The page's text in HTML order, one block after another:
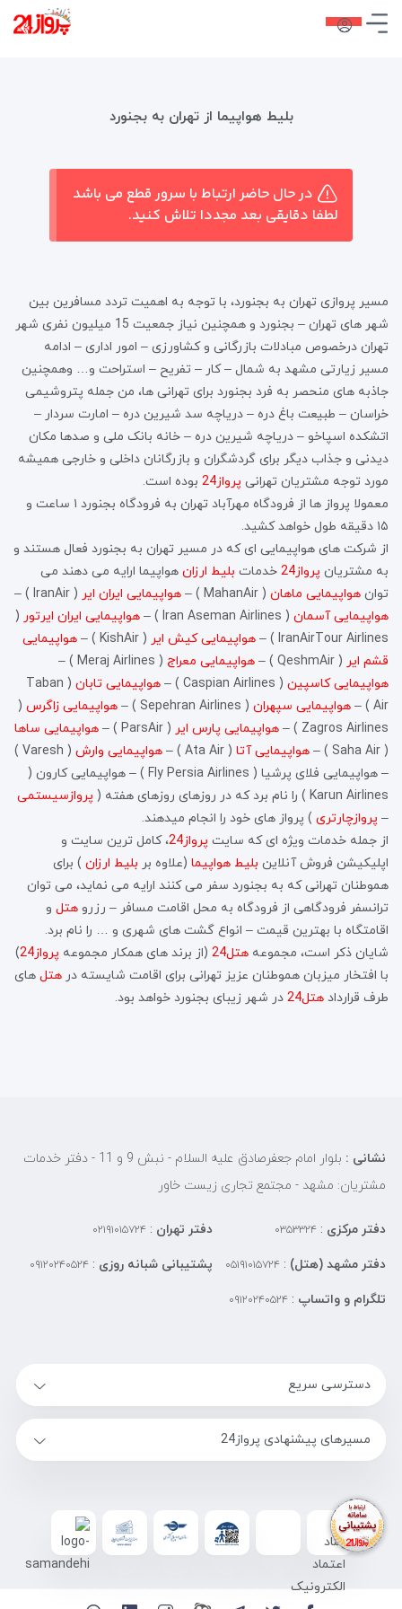
بلیط هواپیما از تهران به بجنورد
در حال حاضر ارتباط با سرور قطع می باشد
لطفا دقایقی بعد مجددا تلاش کنید.
مسیر پروازی تهران به بجنورد، با توجه به اهمیت تردد مسافرین بین
شهر های تهران – بجنورد و همچنین نیاز جمعیت 15 میلیون نفری شهر
تهران درخصوص مبادلات بازرگانی و کشاورزی – امور اداری – ادامه
مسیر زیارتی مشهد به شمال – کار – تفریح – استراحت و… وهمچنین
جاذبه های منحصر به فرد بجنورد برای تهرانی ها، من جمله پتروشیمی
خراسان – طبیعت باغ دره – دریاچه سد شیرین دره – امارت سردار –
اتشکده اسپاخو – دریاچه شیرین دره – خانه بانک ملی و صدها مکان
دیدنی و جذاب دیگر برای گردشگران و بازرگانان داخلی و خارجی همیشه
مورد توجه مشتریان تهرانی پرواز24
بوده است.
معمولا پرواز ها از فرودگاه مهرآباد تهران به فرودگاه بجنورد ۱ ساعت و
۱۵ دقیقه طول خواهد کشید.
از شرکت های هواپیمایی ای که در مسیر تهران به بجنورد فعال هستند و
به مشتریان پرواز24 خدمات بلیط ارزان هواپیما ارایه می دهند می
توان هواپیمایی ماهان ( MahanAir ) – هواپیمایی ایران ایر ( IranAir ) –
هواپیمایی آسمان ( Iran Aseman Airlines ) – هواپیمایی ایران ایرتور (
IranAirTour Airlines ) –
هواپیمایی کیش ایر ( KishAir ) –
هواپیمایی
قشم ایر ( QeshmAir ) – هواپیمایی معراج ( Meraj Airlines ) –
هواپیمایی کاسپین ( Caspian Airlines ) – هواپیمایی تابان
( Taban
Air ) –
هواپیمایی سپهران ( Sepehran Airlines ) – هواپیمایی زاگرس (
Zagros Airlines ) –
هواپیمایی پارس ایر ( ParsAir ) –
هواپیمایی ساها
( Saha Air ) –
هواپیمایی آتا ( Ata Air ) – هواپیمایی وارش
( Varesh )
– هواپیمایی فلای پرشیا ( Fly Persia Airlines ) – هواپیمایی کارون (
Karun Airlines ) را نام برد که در روزهای روزهای هفته (
پروازسیستمی
– پروازچارتری ) پرواز های خود را انجام میدهند.
از جمله خدمات ویژه ای که سایت پرواز24
، کامل ترین سایت و
اپلیکیشن فروش آنلاین بلیط هواپیما (علاوه بر بلیط ارزان ) برای
هموطنان تهرانی که به بجنورد سفر می کنند ارایه می نماید، می توان
ترانسفر فرودگاهی از فرودگاه به محل اقامت مسافر – رزرو هتل و
اقامتگاه با بهترین قیمت – انواع گشت های شهری و … را نام برد.
شایان ذکر است، مجموعه هتل24 (از برند های همکار مجموعه پرواز24
)
با افتخار میزبان هموطنان عزیز تهرانی برای اقامت شایسته در هتل های
طرف قرارداد هتل24 در شهر زیبای بجنورد خواهد بود.
نشانی :
بلوار امام جعفرصادق علیه السلام - نبش 9 و 11 - دفتر خدمات
مشتریان: مشهد - مجتمع تجاری زیست خاور
دفتر مرکزی : ۰۳۵۳۳۲۴ دفتر تهران :۰۲۱۹۱۰۱۵۷۲۴
دفتر مشهد (هتل) : ۰۵۱۹۱۰۱۵۷۲۴ پشتیبانی شبانه روزی :۰۹۱۲۰۲۴۰۵۲۴
تلگرام و واتساپ : ۰۹۱۲۰۲۴۰۵۲۴
دسترسی سریع
مسیرهای پیشنهادی پرواز24